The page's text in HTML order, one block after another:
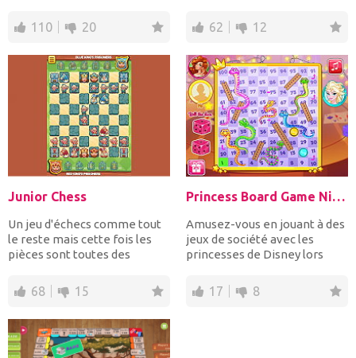
110 20 62 12
Junior Chess
Un jeu d'échecs comme tout
le reste mais cette fois les
pièces sont toutes des
68 15
Princess Board Game Night
Amusez-vous en jouant à des
jeux de société avec les
princesses de Disney lors
17 8